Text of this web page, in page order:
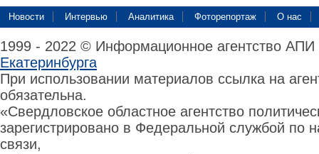
Новости Интервью Аналитика Фоторепортаж О нас
1999 - 2022 © Информационное агентство
Екатеринбурга
При использовании материалов ссылка на
обязательна.
«Свердловское областное агентство
зарегистрировано в Федеральной службой по
связи,